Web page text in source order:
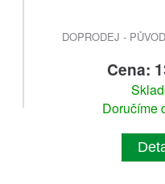
DOPRODEJ -
Cena:
Doručíme